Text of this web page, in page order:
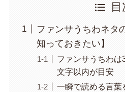
目
ファンサうちわネタ
知っておきたい】
ファンサうちわ
文字以内が目安
一瞬で読める言葉